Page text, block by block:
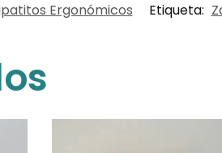
Ergonómicos Etiqueta: